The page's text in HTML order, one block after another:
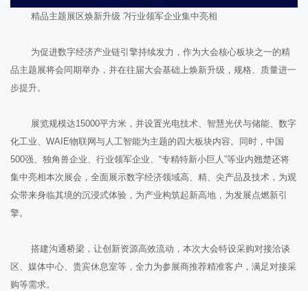
精品主题展区焕新升级 ?行业领军企业集中亮相
为促进数字经济产业链引擎持续发力，作为大会核心板块之一的精
品主题展将会同期举办，并在往届大会基础上焕新升级，规格、质量进一
步提升。
展览规模达15000平方米，并设置光电技术、智慧光伏与储能、数字
化工业、WAIE物联网与人工智能为主题的四大板块内容。同时，中国
500强、独角兽企业、行业领军企业、“专精特新小巨人”等业内翘楚还将
集中亮相本次展会，全面展示数字经济领域高、精、尖产品及技术，为观
众带来身临其境的沉浸式体验，为产业构筑起新高地，为发展点燃新引
擎。
搭建沟通桥梁，让创新资源高效流动，本次大会特设采购对接洽谈
区、媒体中心、贵宾休息室等，全力为参展商推荐精准客户，满足对接采
购等需求。